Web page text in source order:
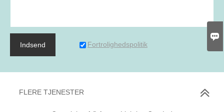
Indsend Fortrolighedspolitik
FLERE TJENESTER
